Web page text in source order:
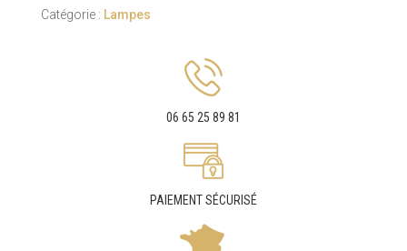
Catégorie : Lampes
06 65 25 89 81
PAIEMENT SÉCURISÉ